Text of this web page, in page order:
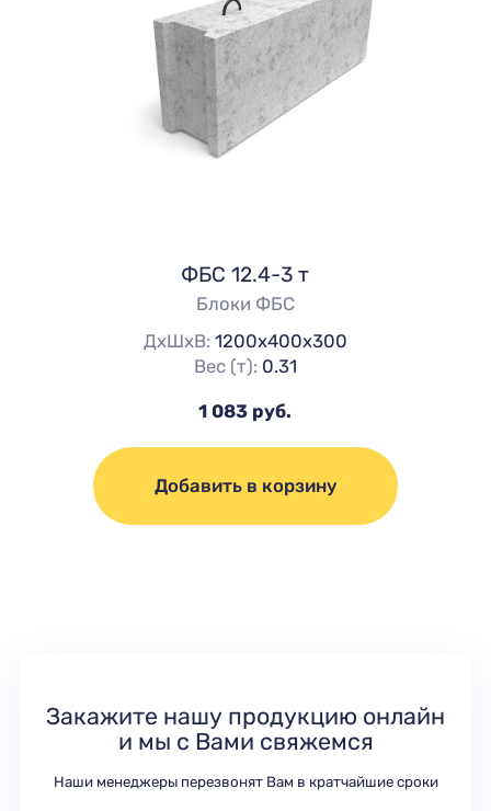
ФБС 12.4-3 т
Блоки ФБС
ДхШхВ: 1200х400х300
Вес (т): 0.31
1 083 руб.
Добавить в корзину
Закажите нашу продукцию онлайн
и мы с Вами свяжемся
Наши менеджеры перезвонят Вам в кратчайшие сроки